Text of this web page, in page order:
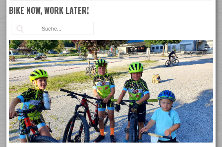
BIKE NOW, WORK LATER!